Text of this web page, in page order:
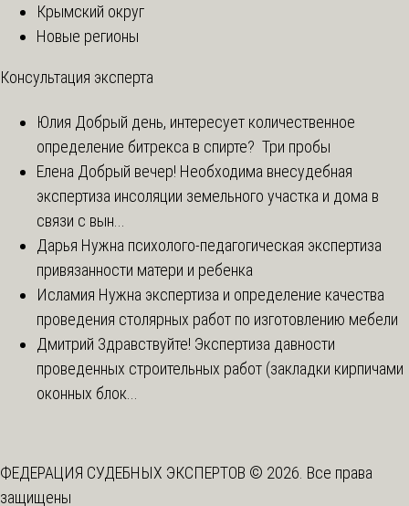
Крымский округ
Новые регионы
Консультация эксперта
Юлия Добрый день, интересует количественное
определение битрекса в спирте? Три пробы
Елена Добрый вечер! Необходима внесудебная
экспертиза инсоляции земельного участка и дома в
связи с вын...
Дарья Нужна психолого-педагогическая экспертиза
привязанности матери и ребенка
Исламия Нужна экспертиза и определение качества
проведения столярных работ по изготовлению мебели
Дмитрий Здравствуйте! Экспертиза давности
проведенных строительных работ (закладки кирпичами
оконных блок...
ФЕДЕРАЦИЯ СУДЕБНЫХ ЭКСПЕРТОВ © 2026. Все права
защищены